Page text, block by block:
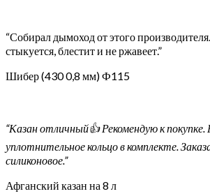
“Собирал дымоход от этого
стыкуется, блестит и не ржавеет.”
Шибер (430 0,8 мм) Ф115
“Казан отличный👍 Рекомендую к покупке.
уплотнительное кольцо в комплекте.
силиконовое.”
Афганский казан на 8 л